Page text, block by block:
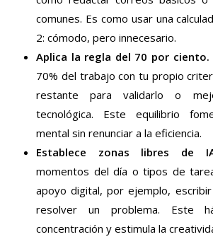
comunes. Es como usar una
2: cómodo, pero innecesario.
Aplica la regla del 70 por ciento.
70% del trabajo con tu propio
restante para validarlo o
tecnológica. Este equilibrio
mental sin renunciar a la eficiencia.
Establece zonas libres de
momentos del día o tipos de
apoyo digital, por ejemplo,
resolver un problema. Este
concentración y estimula la